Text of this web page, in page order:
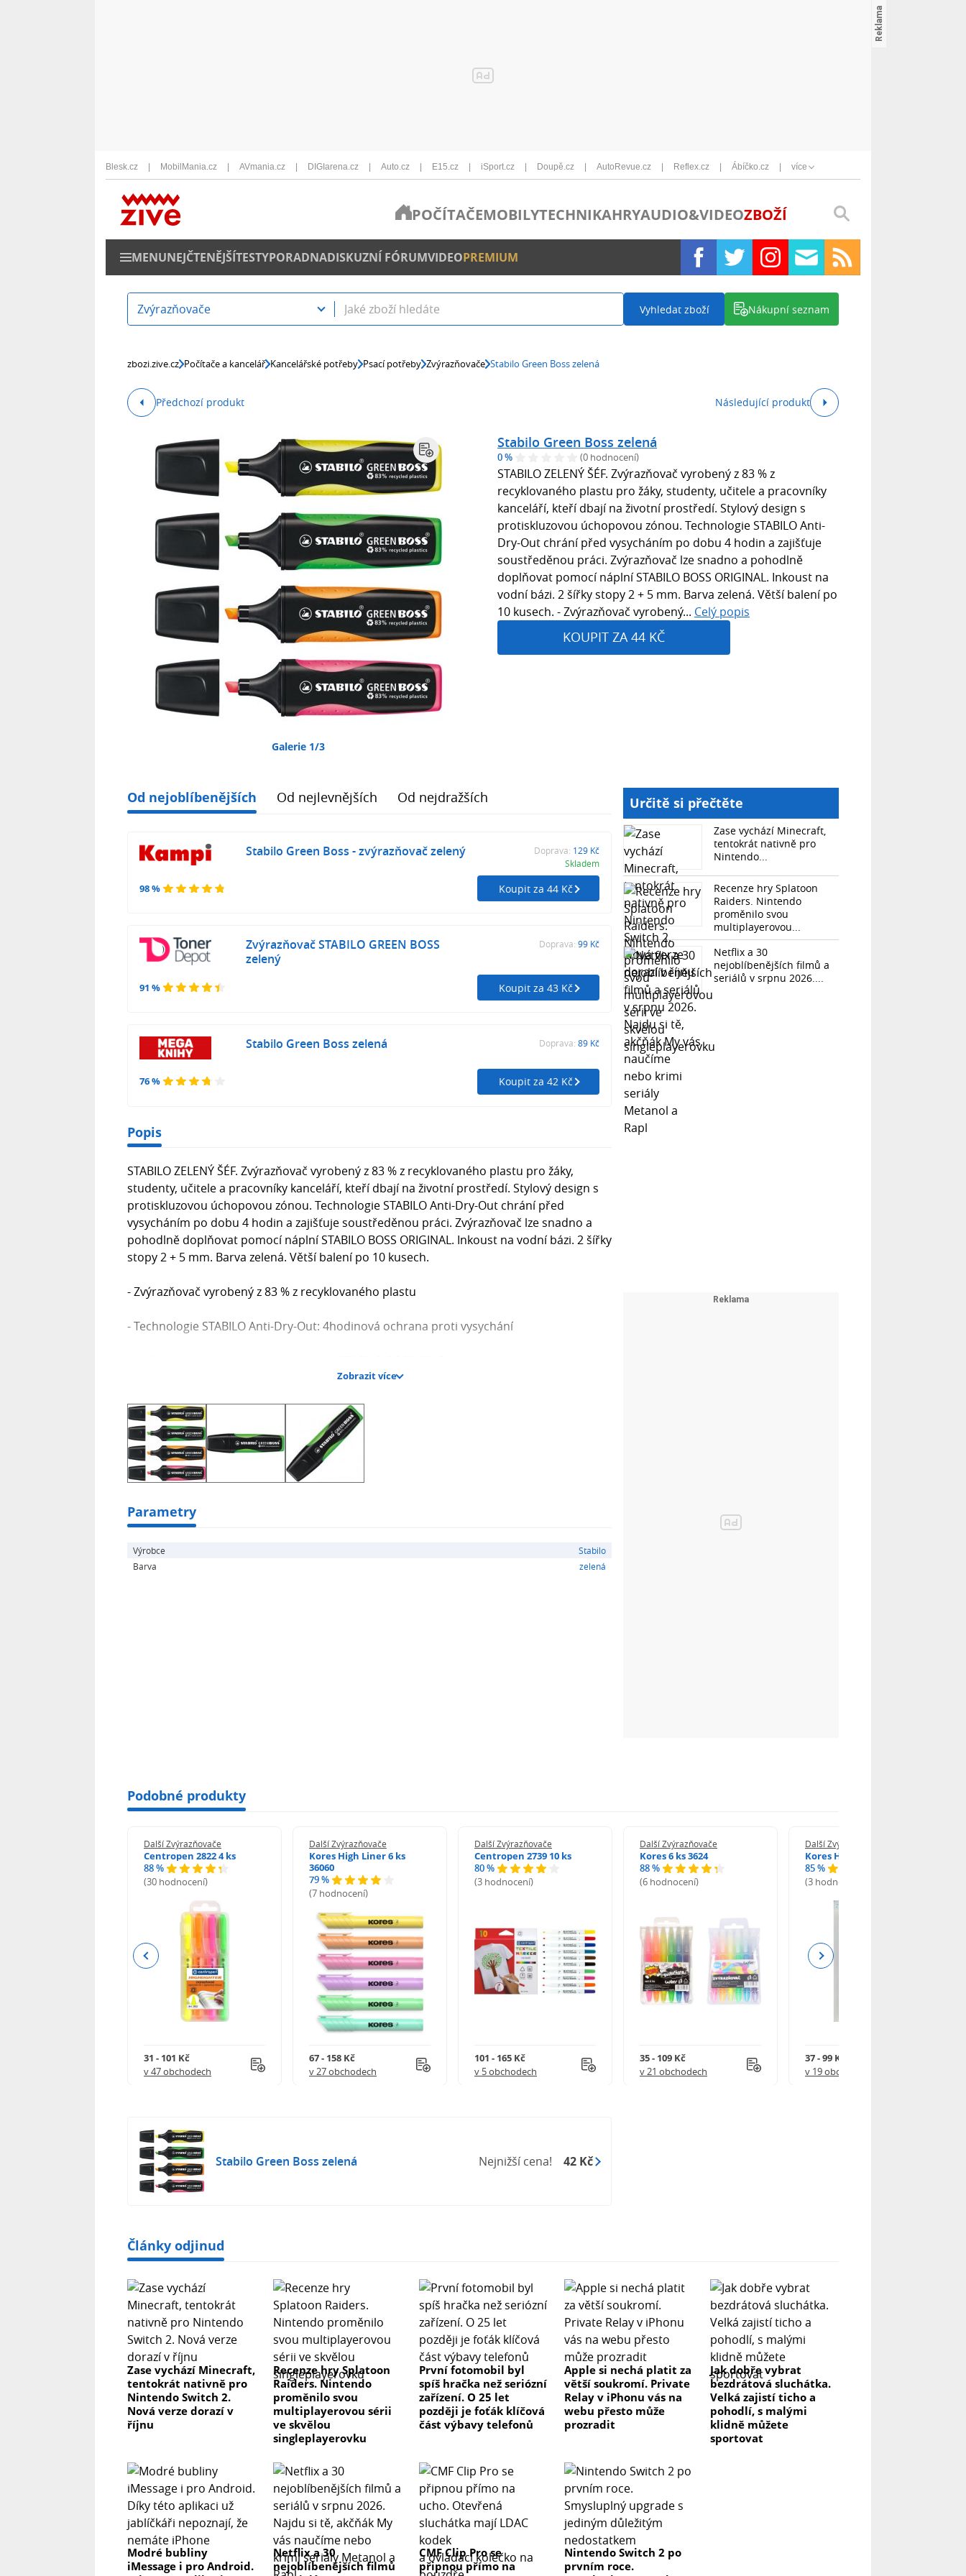
Blesk.cz MobilMania.cz AVmania.cz DIGIarena.cz Auto.cz E15.cz iSport.cz Doupě.cz AutoRevue.cz Reflex.cz Ábíčko.cz více
POČÍTAČEMOBILYTECHNIKAHRYAUDIO&VIDEOZBOŽÍ
MENUNEJČTENĚJŠÍTESTYPORADNADISKUZNÍ FÓRUMVIDEOPREMIUM
Zvýrazňovače Vyhledat zboží Nákupní seznam
zbozi.zive.cz Počítače a kancelář Kancelářské potřeby Psací potřeby Zvýrazňovače Stabilo Green Boss zelená
Předchozí produkt Následující produkt
Galerie 1/3
Stabilo Green Boss zelená
0 % (0 hodnocení)
STABILO ZELENÝ ŠÉF. Zvýrazňovač vyrobený z 83 % z
recyklovaného plastu pro žáky, studenty, učitele a pracovníky
kanceláří, kteří dbají na životní prostředí. Stylový design s
protiskluzovou úchopovou zónou. Technologie STABILO Anti-
Dry-Out chrání před vysycháním po dobu 4 hodin a zajišťuje
soustředěnou práci. Zvýrazňovač lze snadno a pohodlně
doplňovat pomocí náplní STABILO BOSS ORIGINAL. Inkoust na
vodní bázi. 2 šířky stopy 2 + 5 mm. Barva zelená. Větší balení po
10 kusech. - Zvýrazňovač vyrobený... Celý popis
KOUPIT ZA 44 KČ
Od nejoblíbenějších Od nejlevnějších Od nejdražších
98 %
Stabilo Green Boss - zvýrazňovač zelený Doprava: 129 Kč
Skladem
Koupit za 44 Kč
91 %
Zvýrazňovač STABILO GREEN BOSS
zelený
Doprava: 99 Kč
Koupit za 43 Kč
76 %
Stabilo Green Boss zelená Doprava: 89 Kč
Koupit za 42 Kč
Popis
STABILO ZELENÝ ŠÉF. Zvýrazňovač vyrobený z 83 % z recyklovaného plastu pro žáky,
studenty, učitele a pracovníky kanceláří, kteří dbají na životní prostředí. Stylový design s
protiskluzovou úchopovou zónou. Technologie STABILO Anti-Dry-Out chrání před
vysycháním po dobu 4 hodin a zajišťuje soustředěnou práci. Zvýrazňovač lze snadno a
pohodlně doplňovat pomocí náplní STABILO BOSS ORIGINAL. Inkoust na vodní bázi. 2 šířky
stopy 2 + 5 mm. Barva zelená. Větší balení po 10 kusech.
- Zvýrazňovač vyrobený z 83 % z recyklovaného plastu
- Technologie STABILO Anti-Dry-Out: 4hodinová ochrana proti vysychání
- K dispozici ve 4 barvách
Zobrazit více
Parametry
Výrobce
Stabilo
Barva
zelená
Určitě si přečtěte
Zase vychází Minecraft,
tentokrát nativně pro
Nintendo...
Recenze hry Splatoon
Raiders. Nintendo
proměnilo svou
multiplayerovou...
Netflix a 30
nejoblíbenějších filmů a
seriálů v srpnu 2026....
Podobné produkty
Další Zvýrazňovače
Centropen 2822 4 ks
88 %
(30 hodnocení)
31 - 101 Kč
v 47 obchodech
Další Zvýrazňovače
Kores High Liner 6 ks
36060
79 %
(7 hodnocení)
67 - 158 Kč
v 27 obchodech
Další Zvýrazňovače
Centropen 2739 10 ks
80 %
(3 hodnocení)
101 - 165 Kč
v 5 obchodech
Další Zvýrazňovače
Kores 6 ks 3624
88 %
(6 hodnocení)
35 - 109 Kč
v 21 obchodech
Další Zvýrazňovače
Kores High Liner Plus 4 ks
85 %
(3 hodnocení)
37 - 99 Kč
v 19 obchodech
Previous Next
Stabilo Green Boss zelená Nejnižší cena! 42 Kč
Články odjinud
Zase vychází Minecraft,
tentokrát nativně pro
Nintendo Switch 2.
Nová verze dorazí v
říjnu
Recenze hry Splatoon
Raiders. Nintendo
proměnilo svou
multiplayerovou sérii
ve skvělou
singleplayerovku
První fotomobil byl
spíš hračka než seriózní
zařízení. O 25 let
později je foťák klíčová
část výbavy telefonů
Apple si nechá platit za
větší soukromí. Private
Relay v iPhonu vás na
webu přesto může
prozradit
Jak dobře vybrat
bezdrátová sluchátka.
Velká zajistí ticho a
pohodlí, s malými
klidně můžete
sportovat
Modré bubliny
iMessage i pro Android.
Netflix a 30
nejoblíbenějších filmů
CMF Clip Pro se
připnou přímo na
Nintendo Switch 2 po
prvním roce.